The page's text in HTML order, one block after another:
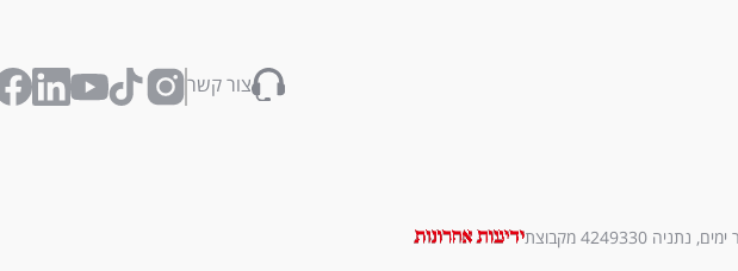
צור קשר